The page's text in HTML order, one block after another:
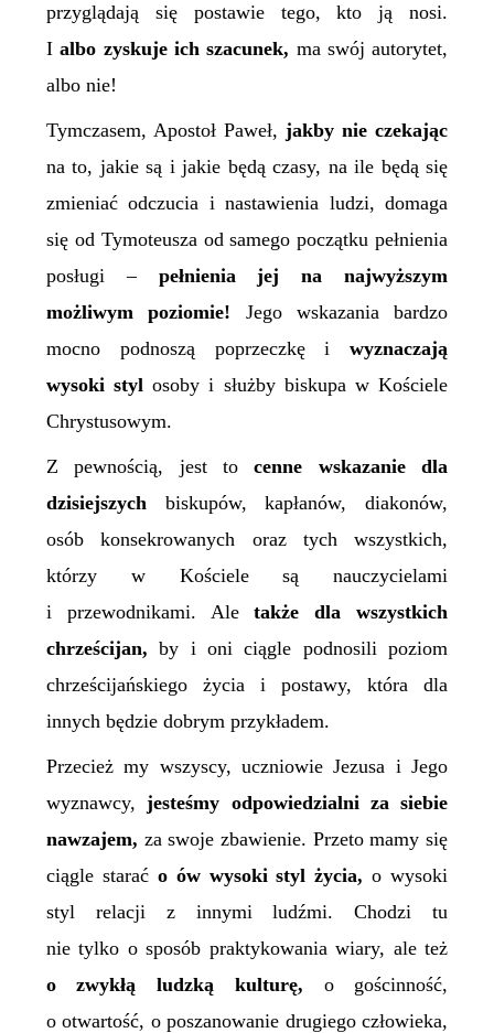
przyglądają się postawie tego, kto ją nosi.
Ialbo zyskuje ich szacunek, ma swój autorytet,
albo nie!
Tymczasem, Apostoł Paweł,jakby nie czekając
na to, jakie są i jakie będą czasy, na ile będą się
zmieniać odczucia i nastawienia ludzi, domaga
się od Tymoteusza od samego początku pełnienia
posługi – pełnienia jej na najwyższym
możliwym poziomie! Jego wskazania bardzo
mocno podnoszą poprzeczkę iwyznaczają
wysoki stylosoby i służby biskupa w Kościele
Chrystusowym.
Z pewnością, jest tocenne wskazanie dla
dzisiejszych biskupów, kapłanów, diakonów,
osób konsekrowanych oraz tych wszystkich,
którzy w Kościele są nauczycielami
i przewodnikami. Aletakże dla wszystkich
chrześcijan, by i oni ciągle podnosili poziom
chrześcijańskiego życia i postawy, która dla
innych będzie dobrym przykładem.
Przecież my wszyscy, uczniowie Jezusa i Jego
wyznawcy, jesteśmy odpowiedzialni za siebie
nawzajem, za swoje zbawienie. Przeto mamy się
ciągle starać o ów wysoki styl życia, o wysoki
styl relacji z innymi ludźmi. Chodzi tu
nie tylko o sposób praktykowania wiary, ale też
o zwykłą ludzką kulturę, o gościnność,
o otwartość, o poszanowanie drugiego człowieka,